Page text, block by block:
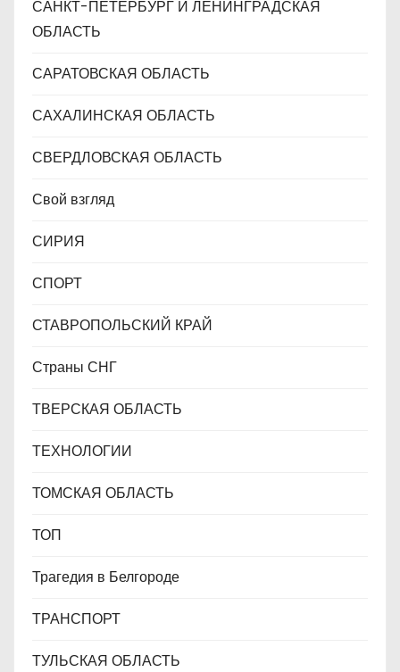
САНКТ-ПЕТЕРБУРГ И ЛЕНИНГРАДСКАЯ
ОБЛАСТЬ
САРАТОВСКАЯ ОБЛАСТЬ
САХАЛИНСКАЯ ОБЛАСТЬ
СВЕРДЛОВСКАЯ ОБЛАСТЬ
Свой взгляд
СИРИЯ
СПОРТ
СТАВРОПОЛЬСКИЙ КРАЙ
Страны СНГ
ТВЕРСКАЯ ОБЛАСТЬ
ТЕХНОЛОГИИ
ТОМСКАЯ ОБЛАСТЬ
ТОП
Трагедия в Белгороде
ТРАНСПОРТ
ТУЛЬСКАЯ ОБЛАСТЬ